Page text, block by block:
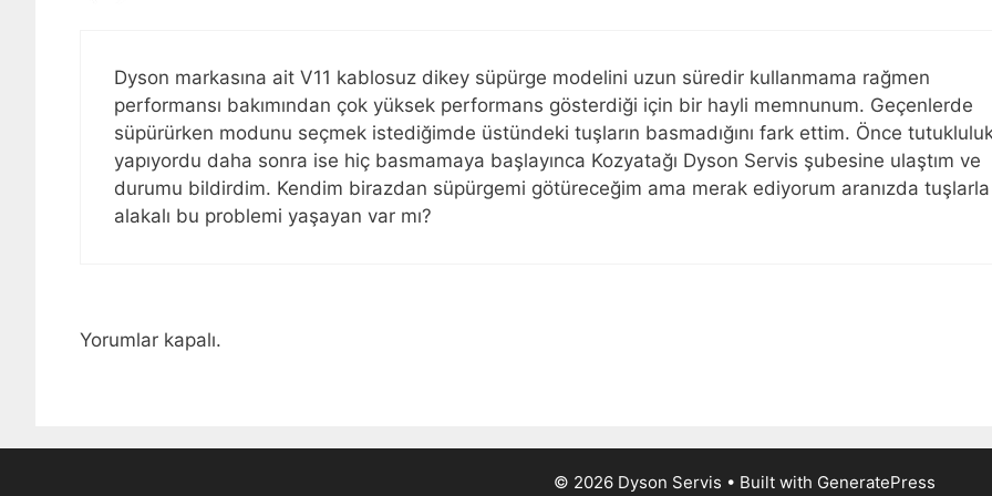
Dyson markasına ait V11 kablosuz dikey süpürge modelini uzun süredir kullanmama rağmen
performansı bakımından çok yüksek performans gösterdiği için bir hayli memnunum. Geçenlerde
süpürürken modunu seçmek istediğimde üstündeki tuşların basmadığını fark ettim. Önce
yapıyordu daha sonra ise hiç basmamaya başlayınca Kozyatağı Dyson Servis şubesine ulaştım ve
durumu bildirdim. Kendim birazdan süpürgemi götüreceğim ama merak ediyorum aranızda tuşlarla
alakalı bu problemi yaşayan var mı?
Yorumlar kapalı.
© 2026 Dyson Servis • Built with GeneratePress